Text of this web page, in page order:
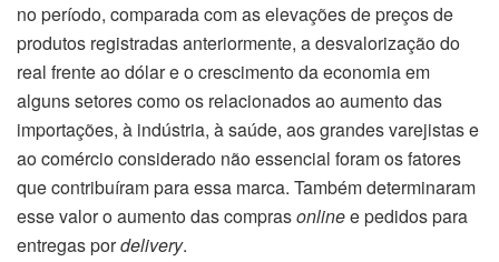
no período, comparada com as elevações de preços de
produtos registradas anteriormente, a desvalorização do
real frente ao dólar e o crescimento da economia em
alguns setores como os relacionados ao aumento das
importações, à indústria, à saúde, aos grandes varejistas e
ao comércio considerado não essencial foram os fatores
que contribuíram para essa marca. Também determinaram
esse valor o aumento das comprasonlinee pedidos para
entregas pordelivery.